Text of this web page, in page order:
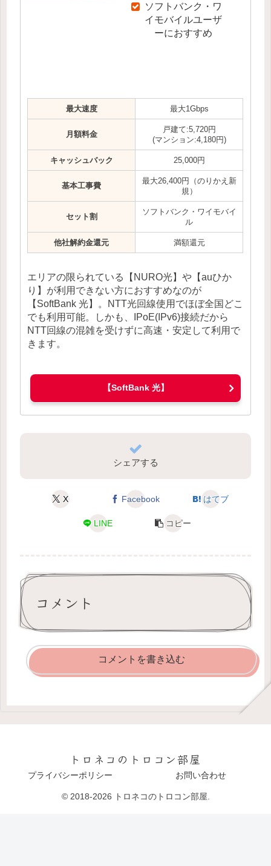
ソフトバンク・ワ
イモバイルユーザ
ーにおすすめ
最大速度 最大1Gbps
月額料金
戸建て:5,720円
(マンション:4,180円)
キャッシュバック 25,000円
基本工事費
最大26,400円（のりかえ新
規）
セット割
ソフトバンク・ワイモバイ
ル
他社解約金還元 満額還元
エリアの限られている【NURO光】や【auひか
り】が利用できない方におすすめなのが
【SoftBank 光】。NTT光回線使用でほぼ全国どこ
でも利用可能。しかも、IPoE(IPv6)接続だから
NTT回線の混雑を受けずに高速・安定して利用で
きます。
【SoftBank 光】
シェアする
X Facebook はてブ
LINE コピー
コメント
コメントを書き込む
トロネコのトロコン部屋
プライバシーポリシー お問い合わせ
© 2018-2026 トロネコのトロコン部屋.